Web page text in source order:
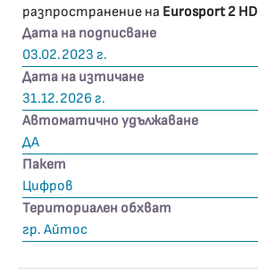
разпространение на Eurosport 2 HD
Дата на подписване
03.02.2023 г.
Дата на изтичане
31.12.2026 г.
Автоматично удължаване
ДА
Пакет
Цифров
Териториален обхват
гр. Айтос